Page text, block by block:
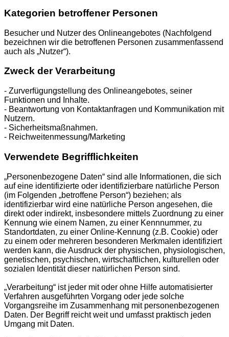
Kategorien betroffener Personen
Besucher und Nutzer des Onlineangebotes (Nachfolgend
bezeichnen wir die betroffenen Personen zusammenfassend
auch als „Nutzer“).
Zweck der Verarbeitung
- Zurverfügungstellung des Onlineangebotes, seiner
Funktionen und Inhalte.
- Beantwortung von Kontaktanfragen und Kommunikation mit
Nutzern.
- Sicherheitsmaßnahmen.
- Reichweitenmessung/Marketing
Verwendete Begrifflichkeiten
„Personenbezogene Daten“ sind alle Informationen, die sich
auf eine identifizierte oder identifizierbare natürliche Person
(im Folgenden „betroffene Person“) beziehen; als
identifizierbar wird eine natürliche Person angesehen, die
direkt oder indirekt, insbesondere mittels Zuordnung zu einer
Kennung wie einem Namen, zu einer Kennnummer, zu
Standortdaten, zu einer Online-Kennung (z.B. Cookie) oder
zu einem oder mehreren besonderen Merkmalen identifiziert
werden kann, die Ausdruck der physischen, physiologischen,
genetischen, psychischen, wirtschaftlichen, kulturellen oder
sozialen Identität dieser natürlichen Person sind.
„Verarbeitung“ ist jeder mit oder ohne Hilfe automatisierter
Verfahren ausgeführten Vorgang oder jede solche
Vorgangsreihe im Zusammenhang mit personenbezogenen
Daten. Der Begriff reicht weit und umfasst praktisch jeden
Umgang mit Daten.